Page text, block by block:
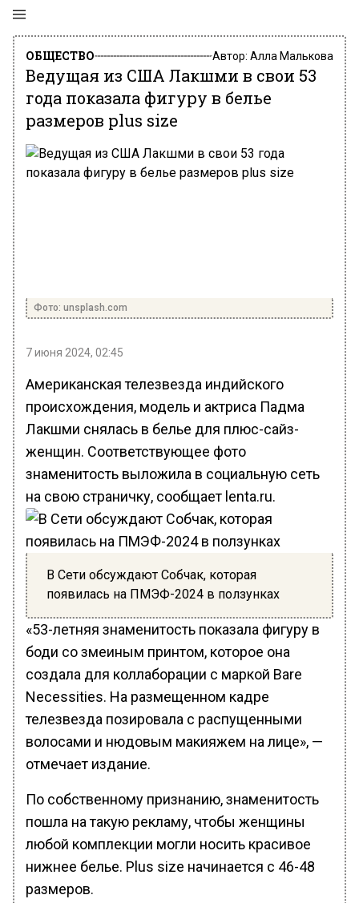
ОБЩЕСТВО Автор: Алла Малькова
Ведущая из США Лакшми в свои 53
года показала фигуру в белье
размеров plus size
Фото: unsplash.com
7 июня 2024, 02:45
Американская телезвезда индийского
происхождения, модель и актриса Падма
Лакшми снялась в белье для плюс-сайз-
женщин. Соответствующее фото
знаменитость выложила в социальную сеть
на свою страничку, сообщает lenta.ru.
В Сети обсуждают Собчак, которая
появилась на ПМЭФ-2024 в ползунках
«53-летняя знаменитость показала фигуру в
боди со змеиным принтом, которое она
создала для коллаборации с маркой Bare
Necessities. На размещенном кадре
телезвезда позировала с распущенными
волосами и нюдовым макияжем на лице», —
отмечает издание.
По собственному признанию, знаменитость
пошла на такую рекламу, чтобы женщины
любой комплекции могли носить красивое
нижнее белье. Plus size начинается с 46-48
размеров.